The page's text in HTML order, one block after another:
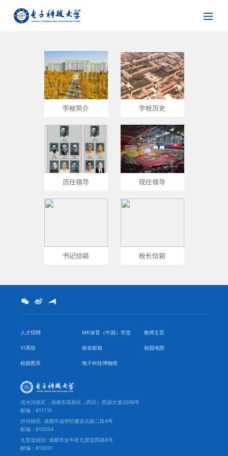
学校简介 学校历史
历任领导 现任领导
书记信箱 校长信箱
人才招聘 MK体育（中国）学堂 教师主页
VI系统 校友邮箱 校园地图
校园图库 电子科技博物馆
清水河校区：成都市高新区（西区）西源大道2006号
邮编：611731
沙河校区: 成都市成华区建设北路二段4号
邮编：610054
九里堤校区: 成都市金牛区九里堤西路8号
邮编：610031